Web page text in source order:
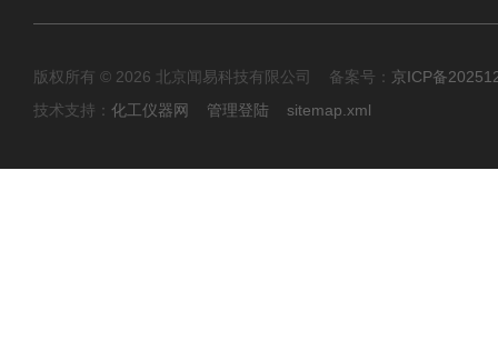
版权所有 © 2026 北京闻易科技有限公司 备案号： 京ICP备
技术支持： 化工仪器网 管理登陆 sitemap.xml